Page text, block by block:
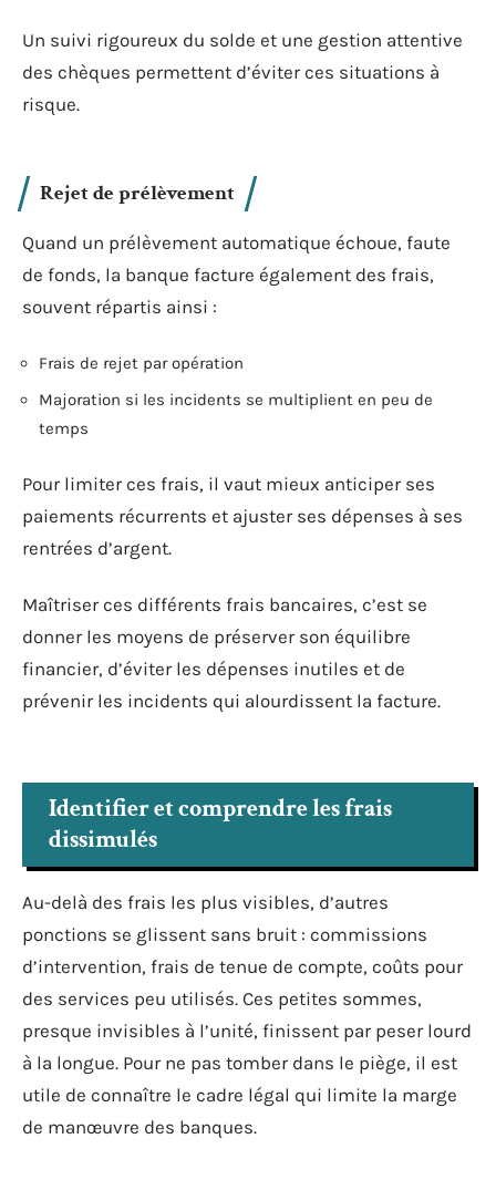
Un suivi rigoureux du solde et une gestion attentive
des chèques permettent d’éviter ces situations à
risque.
Rejet de prélèvement
Quand un prélèvement automatique échoue, faute
de fonds, la banque facture également des frais,
souvent répartis ainsi :
Frais de rejet par opération
Majoration si les incidents se multiplient en peu de
temps
Pour limiter ces frais, il vaut mieux anticiper ses
paiements récurrents et ajuster ses dépenses à ses
rentrées d’argent.
Maîtriser ces différents frais bancaires, c’est se
donner les moyens de préserver son équilibre
financier, d’éviter les dépenses inutiles et de
prévenir les incidents qui alourdissent la facture.
Identifier et comprendre les frais
dissimulés
Au-delà des frais les plus visibles, d’autres
ponctions se glissent sans bruit : commissions
d’intervention, frais de tenue de compte, coûts pour
des services peu utilisés. Ces petites sommes,
presque invisibles à l’unité, finissent par peser lourd
à la longue. Pour ne pas tomber dans le piège, il est
utile de connaître le cadre légal qui limite la marge
de manœuvre des banques.